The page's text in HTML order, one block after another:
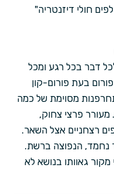
חולי דיזנטריה"
דבר בכל רגע ומכל
בעת פורום-קון
מסוימת של כמה
מעורר פרצי צחוק,
רצחניים אצל השאר.
נחמד, הנפוצה ברשת.
גאוותו בנושא לא